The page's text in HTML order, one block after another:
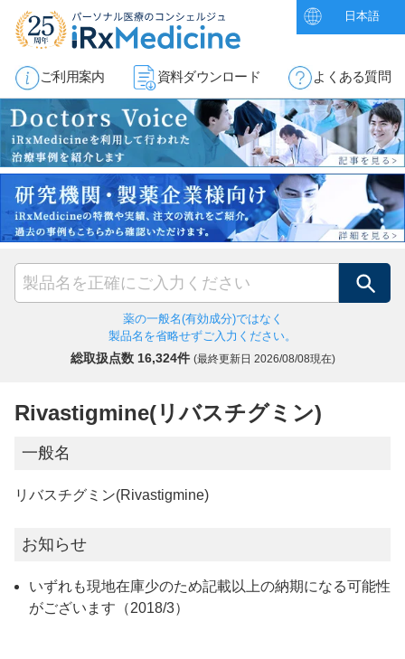
日本語
ご利用案内 資料ダウンロード よくある質問
検索
薬の一般名(有効成分)ではなく
製品名を省略せずご入力ください。
総取扱点数 16,324件 (最終更新日 2026/08/08現在)
Rivastigmine(リバスチグミン)
一般名
リバスチグミン(Rivastigmine)
お知らせ
いずれも現地在庫少のため記載以上の納期になる可能性
がございます（2018/3）